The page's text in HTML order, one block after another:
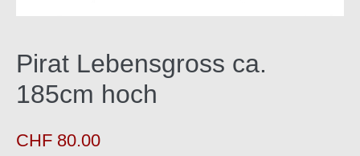
Pirat Lebensgross ca.
185cm hoch
CHF 80.00